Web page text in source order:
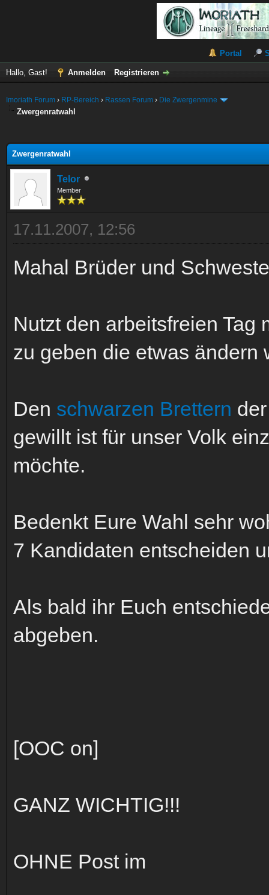
Portal
Hallo, Gast! Anmelden Registrieren
Imoriath Forum › RP-Bereich › Rassen Forum › Die Zwergenmine
Zwergenratwahl
Zwergenratwahl
Telor
Member
17.11.2007, 12:56
Mahal Brüder und
Nutzt den arbeitsfreien Tag
zu geben die etwas ändern
Den schwarzen Brettern
gewillt ist für unser Volk
möchte.
Bedenkt Eure Wahl sehr
7 Kandidaten entscheiden
Als bald ihr Euch
abgeben.
[OOC on]
GANZ WICHTIG!!!
OHNE Post im